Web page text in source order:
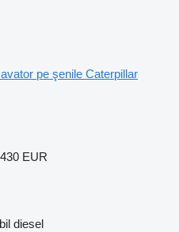
pe şenile Caterpillar
EUR
diesel